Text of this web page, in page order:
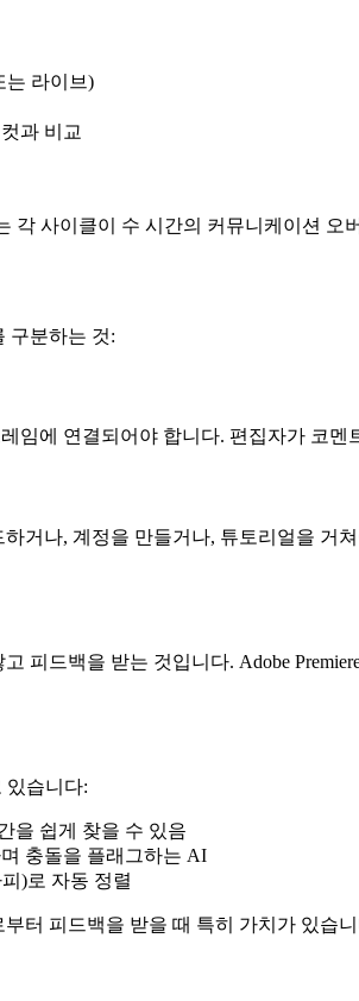
는 라이브)
과 비교
각 사이클이 수 시간의 커뮤니케이션
구분하는 것:
임에 연결되어야 합니다. 편집자가 코
거나, 계정을 만들거나, 튜토리얼을 거
드백을 받는 것입니다. Adobe
있습니다:
을 쉽게 찾을 수 있음
충돌을 플래그하는 AI
)로 자동 정렬
터 피드백을 받을 때 특히 가치가 있습